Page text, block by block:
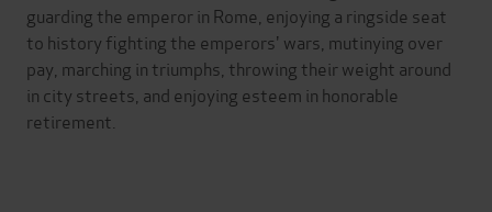
guarding the emperor in Rome, enjoying a ringside seat
to history fighting the emperors' wars, mutinying over
pay, marching in triumphs, throwing their weight around
in city streets, and enjoying esteem in honorable
retirement.